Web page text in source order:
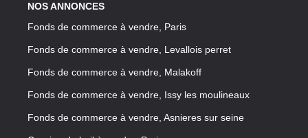
NOS ANNONCES
Fonds de commerce à vendre, Paris
Fonds de commerce à vendre, Levallois perret
Fonds de commerce à vendre, Malakoff
Fonds de commerce à vendre, Issy les moulineaux
Fonds de commerce à vendre, Asnieres sur seine